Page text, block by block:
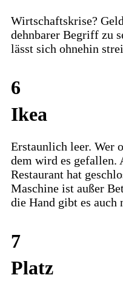
Wirtschaftskrise?
dehnbarer Begriff zu
lässt sich ohnehin
6
Ikea
Erstaunlich leer. Wer
dem wird es gefallen.
Restaurant hat
Maschine ist außer
die Hand gibt es auch
7
Platz